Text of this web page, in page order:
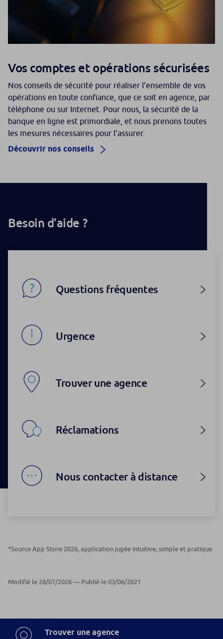
Vos comptes et opérations sécurisées
Nos conseils de sécurité pour réaliser l’ensemble de vos
opérations en toute confiance, que ce soit en agence, par
téléphone ou sur Internet. Pour nous, la sécurité de la
banque en ligne est primordiale, et nous prenons toutes
les mesures nécessaires pour l’assurer.
Découvrir nos conseils
Besoin d’aide ?
Questions fréquentes
Urgence
Trouver une agence
Réclamations
Nous contacter à distance
*Source App Store 2026, application jugée intuitive, simple et pratique.
Modifié le 28/07/2026 — Publié le 03/06/2021
Trouver une agence